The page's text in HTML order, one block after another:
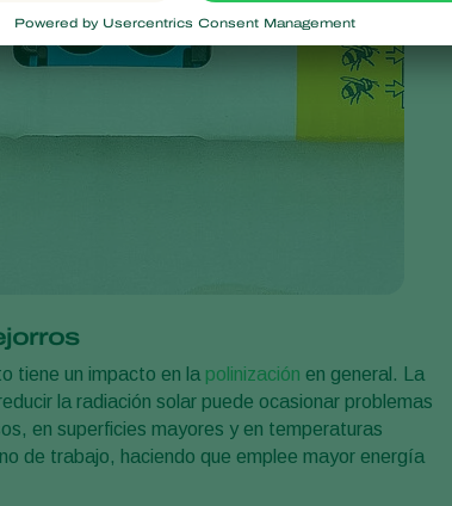
tiene un impacto en la polinización en general. La
la radiación solar puede ocasionar problemas
en superficies mayores y en temperaturas
de trabajo, haciendo que emplee mayor energía